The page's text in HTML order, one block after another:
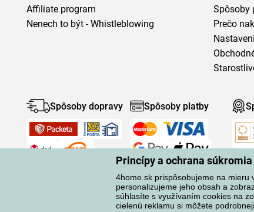
Princípy a ochrana
4home.sk prispôsobujeme na mieru
personalizujeme jeho obsah a
súhlasíte s využívaním cookies na
cielenú reklamu si môžete
Affiliate program
Nenech to být - Whistleblowing
Spôsoby
Prečo
Spôsoby dopravy Spôsoby platby
Ochrana osobných údajov